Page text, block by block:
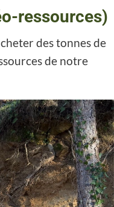
ressources)
des tonnes de
de notre